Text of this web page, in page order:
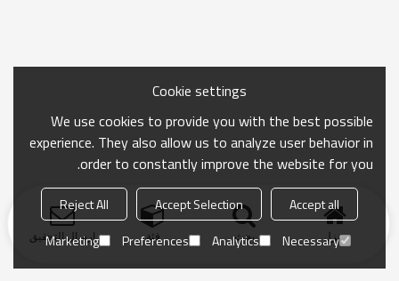
منزل بحث فئة ارسال التحقيق
Cookie settings
We use cookies to provide you with the best possible
experience. They also allow us to analyze user behavior in
order to constantly improve the website for you.
Accept all
Accept Selection
Reject All
Necessary
Analytics
Preferences
Marketing